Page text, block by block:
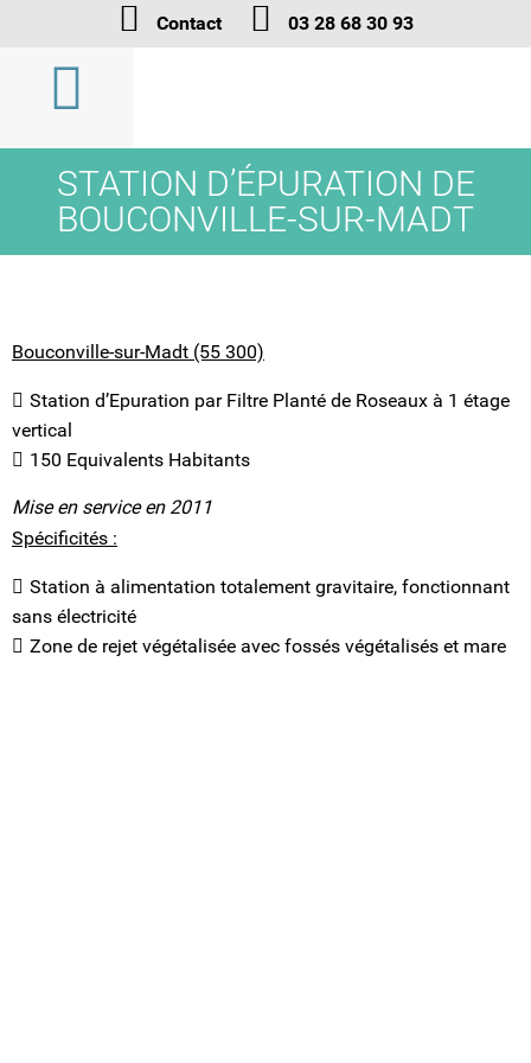
Contact 03 28 68 30 93
STATION D’ÉPURATION DE
BOUCONVILLE-SUR-MADT
Bouconville-sur-Madt (55 300)
Station d’Epuration par Filtre Planté de Roseaux à 1 étage
vertical
150 Equivalents Habitants
Mise en service en 2011
Spécificités :
Station à alimentation totalement gravitaire, fonctionnant
sans électricité
Zone de rejet végétalisée avec fossés végétalisés et mare